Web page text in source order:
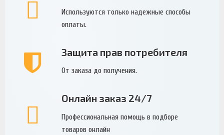
Используются только надежные способы
оплаты.
Защита прав потребителя
От заказа до получения.
Онлайн заказ 24/7
Профессиональная помощь в подборе
товаров онлайн